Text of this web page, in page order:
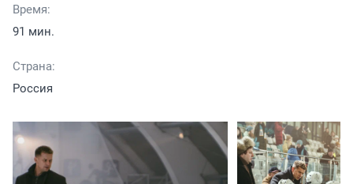
Время:
91 мин.
Страна:
Россия